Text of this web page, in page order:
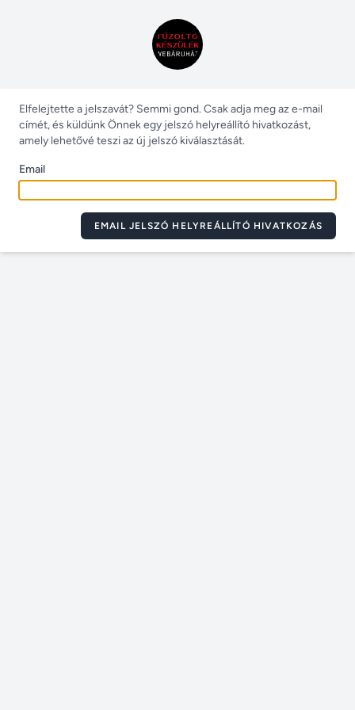
Elfelejtette a jelszavát? Semmi gond. Csak adja meg az e-mail
címét, és küldünk Önnek egy jelszó helyreállító hivatkozást,
amely lehetővé teszi az új jelszó kiválasztását.
Email
EMAIL JELSZÓ HELYREÁLLÍTÓ HIVATKOZÁS